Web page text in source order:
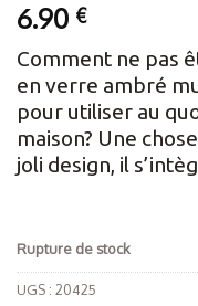
sur 5 basé
sur notation
client
6.90 €
Comment ne pas
en verre ambré
pour utiliser au
maison? Une
joli design, il
Rupture de stock
UGS : 20425